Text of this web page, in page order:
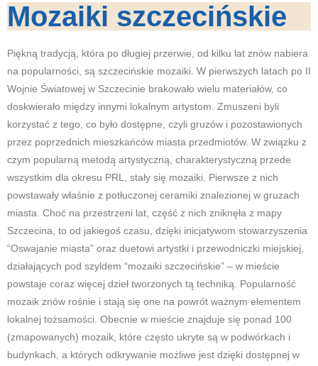
Mozaiki szczecińskie
Piękną tradycją, która po długiej przerwie, od kilku lat znów nabiera
na popularności, są szczecińskie mozaiki. W pierwszych latach po II
Wojnie Światowej w Szczecinie brakowało wielu materiałów, co
doskwierało między innymi lokalnym artystom. Zmuszeni byli
korzystać z tego, co było dostępne, czyli gruzów i pozostawionych
przez poprzednich mieszkańców miasta przedmiotów. W związku z
czym popularną metodą artystyczną, charakterystyczną przede
wszystkim dla okresu PRL, stały się mozaiki. Pierwsze z nich
powstawały właśnie z potłuczonej ceramiki znalezionej w gruzach
miasta. Choć na przestrzeni lat, część z nich zniknęła z mapy
Szczecina, to od jakiegoś czasu, dzięki inicjatywom stowarzyszenia
“Oswajanie miasta” oraz duetowi artystki i przewodniczki miejskiej,
działających pod szyldem “mozaiki szczecińskie” – w mieście
powstaje coraz więcej dzieł tworzonych tą techniką. Popularność
mozaik znów rośnie i stają się one na powrót ważnym elementem
lokalnej tożsamości. Obecnie w mieście znajduje się ponad 100
(zmapowanych) mozaik, które często ukryte są w podwórkach i
budynkach, a których odkrywanie możliwe jest dzięki dostępnej w